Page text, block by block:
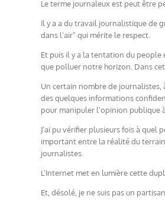
Le terme journaleux est peut être
Il y a a du travail journalistique de
dans l’air" qui mérite le respect.
Et puis il y a la tentation du
que polluer notre horizon. Dans
Un certain nombre de
des quelques informations
pour manipuler l’opinion publique
J’ai pu vérifier plusieurs fois à quel
important entre la réalité du
journalistes.
L’Internet met en lumière cette
Et, désolé, je ne suis pas un